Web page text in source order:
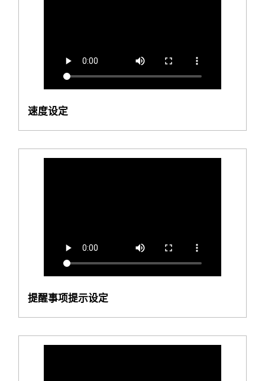
速度设定
提醒事项提示设定